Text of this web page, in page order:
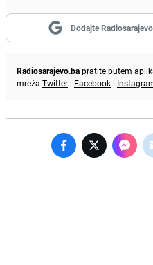
Dodajte
Radiosarajevo.bapratite putem
mreža Twitter | Facebook |